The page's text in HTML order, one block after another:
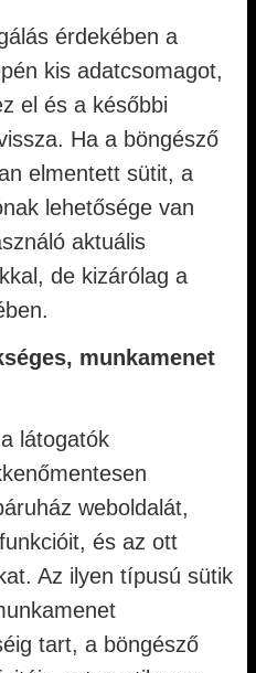
érdekében a
kis adatcsomagot,
el és a későbbi
Ha a böngésző
elmentett sütit, a
lehetősége van
aktuális
de kizárólag a
munkamenet
látogatók
weboldalát,
és az ott
Az ilyen típusú sütik
tart, a böngésző